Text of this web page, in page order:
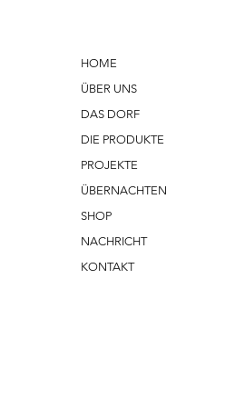
HOME
ÜBER UNS
DAS DORF
DIE PRODUKTE
PROJEKTE
ÜBERNACHTEN
SHOP
NACHRICHT
KONTAKT